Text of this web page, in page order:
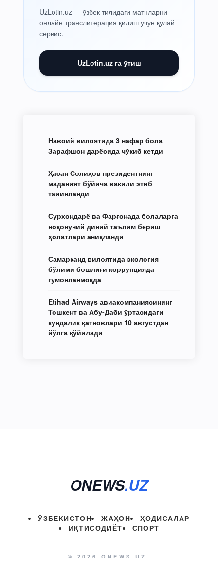
UzLotin.uz — ўзбек тилидаги матнларни
онлайн транслитерация қилиш учун қулай
сервис.
UzLotin.uz га ўтиш
Навоий вилоятида 3 нафар бола
Зарафшон дарёсида чўкиб кетди
Ҳасан Солиҳов президентнинг
маданият бўйича вакили этиб
тайинланди
Сурхондарё ва Фарғонада болаларга
ноқонуний диний таълим бериш
ҳолатлари аниқланди
Самарқанд вилоятида экология
бўлими бошлиғи коррупцияда
гумонланмоқда
Etihad Airways авиакомпаниясининг
Тошкент ва Абу-Даби ўртасидаги
кундалик қатновлари 10 августдан
йўлга қўйилади
ONEWS.UZ
ЎЗБЕКИСТОН ЖАҲОН
ҲОДИСАЛАР
ИҚТИСОДИЁТ
СПОРТ
© 2026 ONEWS.UZ.